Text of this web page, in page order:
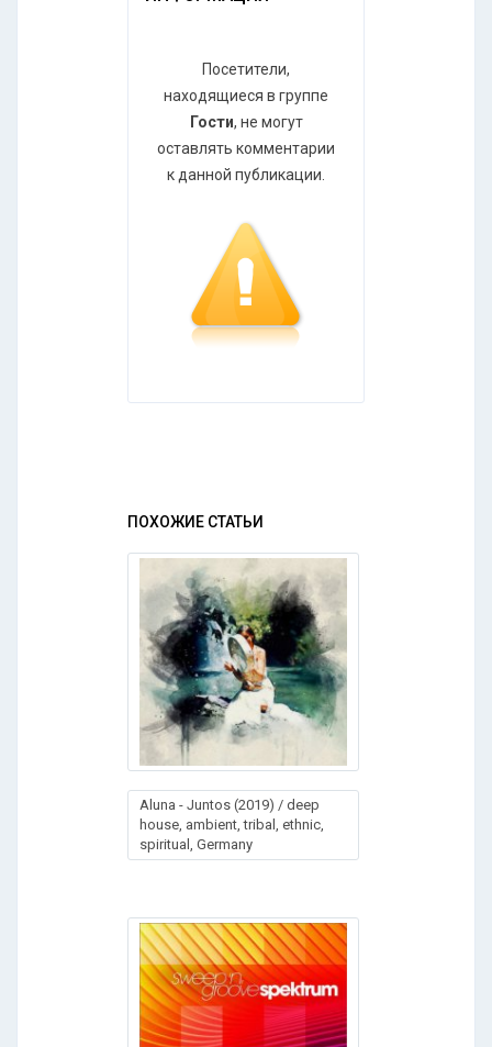
Посетители,
находящиеся в группе
Гости, не могут
оставлять комментарии
к данной публикации.
ПОХОЖИЕ СТАТЬИ
Аlunа - Juntоs (2019) / deep
house, ambient, tribal, ethnic,
spiritual, Germany